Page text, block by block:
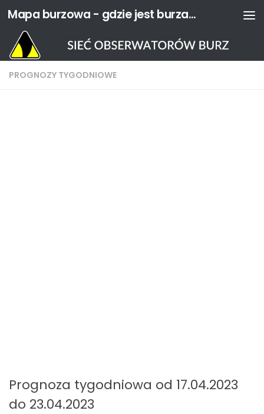
Przejdź do treści Mapa burzowa - gdzie jest burza? | Sieć Obserwatorów Burz
PROGNOZY TYGODNIOWE
Prognoza tygodniowa od 17.04.2023
do 23.04.2023